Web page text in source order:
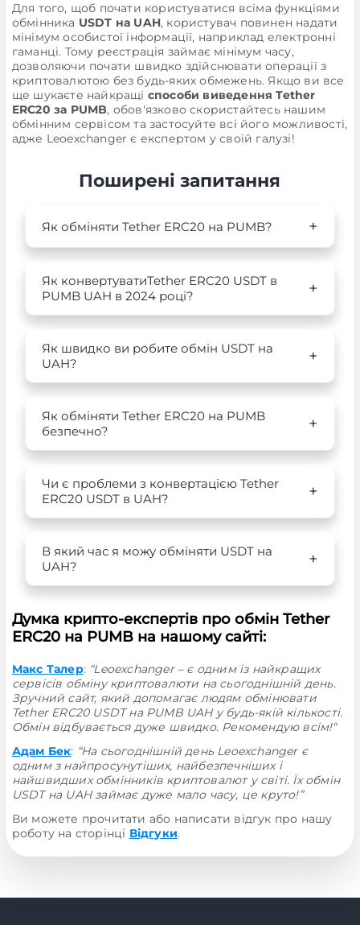
Для того, щоб почати користуватися всіма функціями
обмінника USDT на UAH, користувач повинен надати
мінімум особистої інформації, наприклад електронні
гаманці. Тому реєстрація займає мінімум часу,
дозволяючи почати швидко здійснювати операції з
криптовалютою без будь-яких обмежень. Якщо ви все
ще шукаєте найкращі способи виведення Tether
ERC20 за PUMB, обов'язково скористайтесь нашим
обмінним сервісом та застосуйте всі його можливості,
адже Leoexchanger є експертом у своїй галузі!
Поширені запитання
Як обміняти Tether ERC20 на PUMB?
Як конвертуватиTether ERC20 USDT в
PUMB UAH в 2024 році?
Як швидко ви робите обмін USDT на
UAH?
Як обміняти Tether ERC20 на PUMB
безпечно?
Чи є проблеми з конвертацією Tether
ERC20 USDT в UAH?
В який час я можу обміняти USDT на
UAH?
Думка крипто-експертів про обмін Tether
ERC20 на PUMB на нашому сайті:
Макс Талер: “Leoexchanger – є одним із найкращих
сервісів обміну криптовалюти на сьогоднішній день.
Зручний сайт, який допомагає людям обмінювати
Tether ERC20 USDT на PUMB UAH у будь-якій кількості.
Обмін відбувається дуже швидко. Рекомендую всім!“
Адам Бек: “На сьогоднішній день Leoexchanger є
одним з найпросунутіших, найбезпечніших і
найшвидших обмінників криптовалют у світі. Їх обмін
USDT на UAH займає дуже мало часу, це круто!”
Ви можете прочитати або написати відгук про нашу
роботу на сторінці Відгуки.